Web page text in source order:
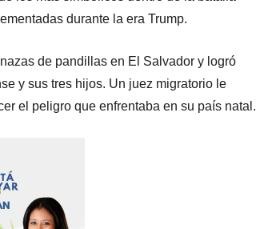
durante la era Trump.
de pandillas en El Salvador y logró
y sus tres hijos. Un juez migratorio le
el peligro que enfrentaba en su país natal.